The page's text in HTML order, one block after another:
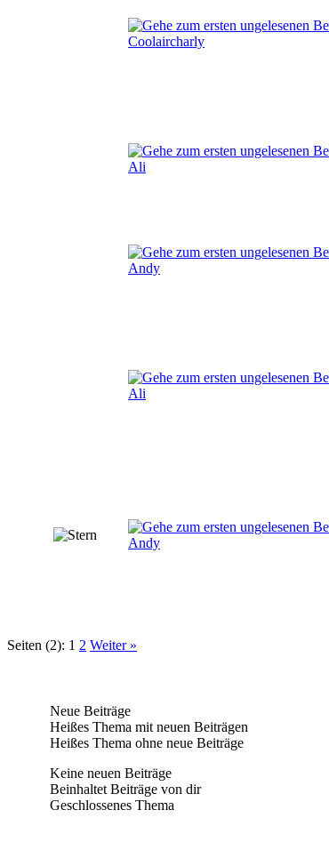
Coolaircharly
Ali
Andy
Ali
Andy
Seiten (2): 1 2 Weiter »
Neue Beiträge
Heißes Thema mit neuen Beiträgen
Heißes Thema ohne neue Beiträge
Keine neuen Beiträge
Beinhaltet Beiträge von dir
Geschlossenes Thema